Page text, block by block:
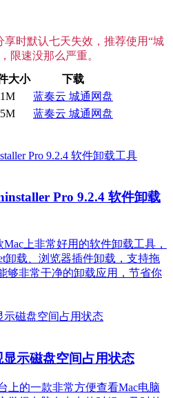
享时默认七天失效，推荐使用“城
限速没那么严重。
大小
下载
蓝奏云 城通网盘
蓝奏云 城通网盘
Pro 9.2.4 软件卸载
Mac上非常好用的软件卸载工具，
卸载、浏览器插件卸载，支持拖
够非常干净的卸载应用，节省你
示磁盘空间占用状态
上的一款非常方便查看Mac电脑